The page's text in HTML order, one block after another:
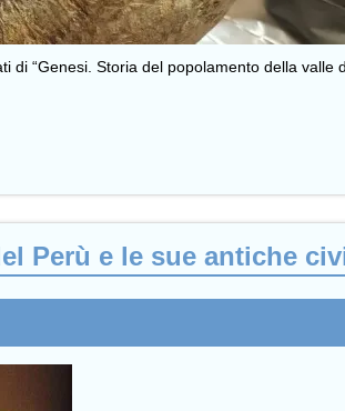
“Genesi. Storia del popolamento della valle
Perù e le sue antiche